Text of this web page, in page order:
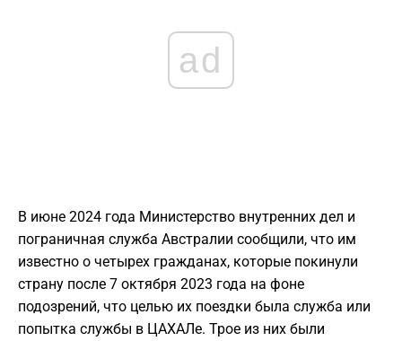
ad
В июне 2024 года Министерство внутренних дел и
пограничная служба Австралии сообщили, что им
известно о четырех гражданах, которые покинули
страну после 7 октября 2023 года на фоне
подозрений, что целью их поездки была служба или
попытка службы в ЦАХАЛе. Трое из них были